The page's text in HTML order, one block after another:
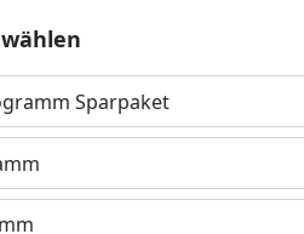
Sparpaket